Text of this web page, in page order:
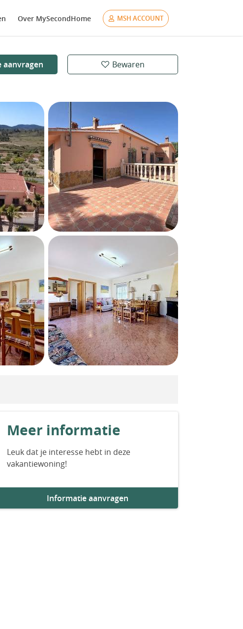
Over MySecondHome MSH ACCOUNT
Bewaren
Meer informatie
Leuk dat je interesse hebt in deze
vakantiewoning!
Informatie aanvragen